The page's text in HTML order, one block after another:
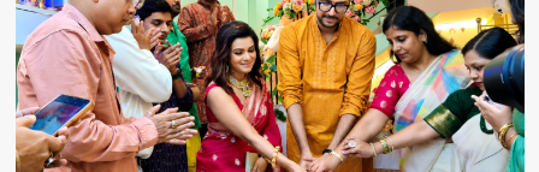
রথযাত্রা
মহোৎসব
উদযাপন